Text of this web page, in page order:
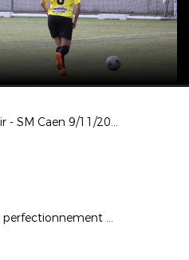
Pôle Espoir - SM Caen 9/11/2022
Centre de perfectionnement U15 2022